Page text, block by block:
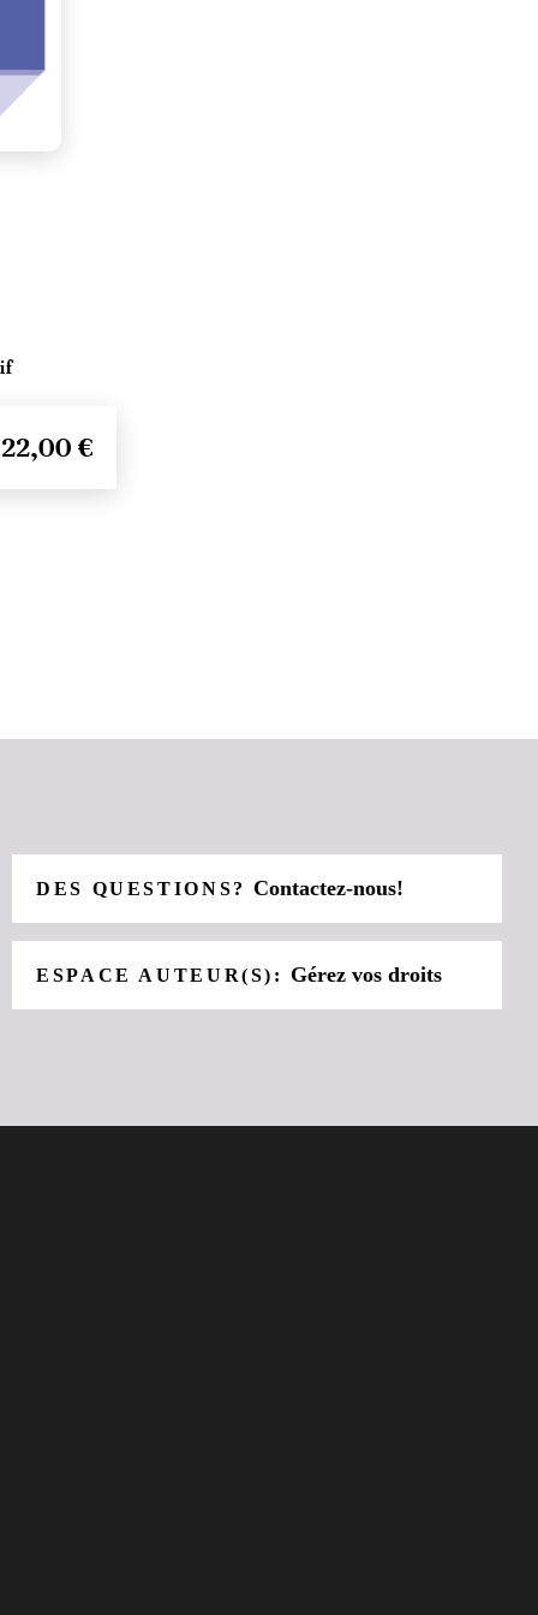
22,00 €
DES QUESTIONS?Contactez-nous!
ESPACE AUTEUR(S): Gérez vos droits